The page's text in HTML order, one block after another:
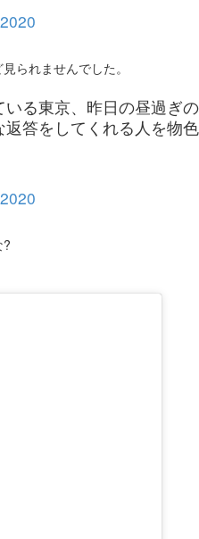
られませんでした。
る東京、昨日の昼過ぎ
答をしてくれる人を物
?